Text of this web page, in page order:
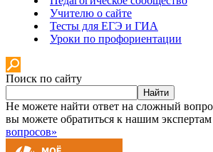
Учителю о сайте
Тесты для ЕГЭ и ГИА
Уроки по профориентации
Поиск по сайту
Найти
Не можете найти ответ на сложный
вы можете обратиться к нашим экспертам
вопросов»